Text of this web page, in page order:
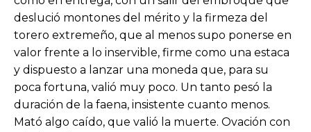
deslució montones del mérito y la firmeza del
torero extremeño, que al menos supo ponerse en
valor frente a lo inservible, firme como una estaca
y dispuesto a lanzar una moneda que, para su
poca fortuna, valió muy poco. Un tanto pesó la
duración de la faena, insistente cuanto menos.
Mató algo caído, que valió la muerte. Ovación con